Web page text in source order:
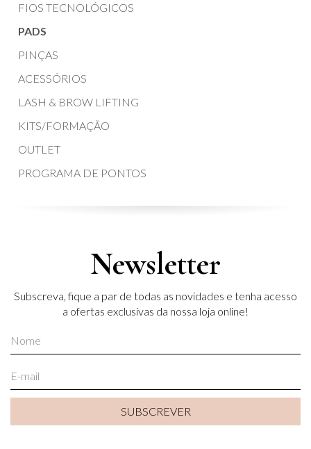
FIOS TECNOLÓGICOS
PADS
PINÇAS
ACESSÓRIOS
LASH & BROW LIFTING
KITS/FORMAÇÃO
OUTLET
PROGRAMA DE PONTOS
Newsletter
Subscreva, fique a par de todas as novidades e tenha acesso
a ofertas exclusivas da nossa loja online!
SUBSCREVER